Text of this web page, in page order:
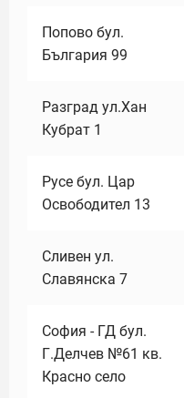
Попово бул.
България 99
Разград ул.Хан
Кубрат 1
Русе бул. Цар
Освободител 13
Сливен ул.
Славянска 7
София - ГД бул.
Г.Делчев №61 кв.
Красно село